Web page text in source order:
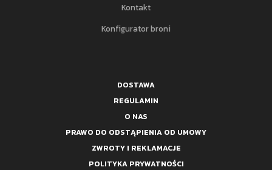
Kontakt
Konfigurator broni
DOSTAWA
REGULAMIN
O NAS
PRAWO DO ODSTĄPIENIA OD UMOWY
ZWROTY I REKLAMACJE
POLITYKA PRYWATNOŚCI